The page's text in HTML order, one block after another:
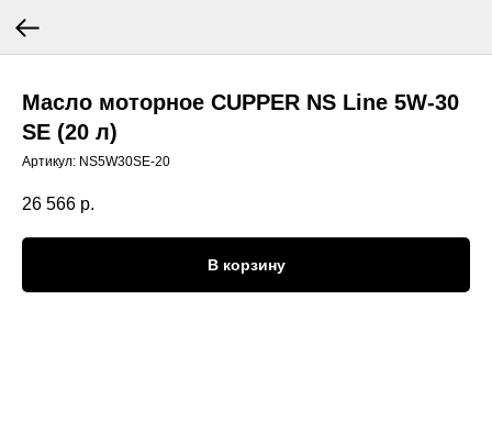
Масло моторное CUPPER NS Line 5W-30
SE (20 л)
Артикул: NS5W30SE-20
26 566 р.
В корзину